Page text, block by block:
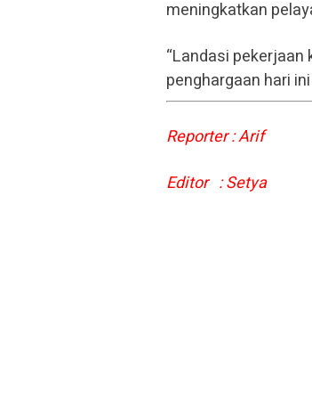
meningkatkan
“Landasi
penghargaan hari
Reporter : Arif
Editor : Setya